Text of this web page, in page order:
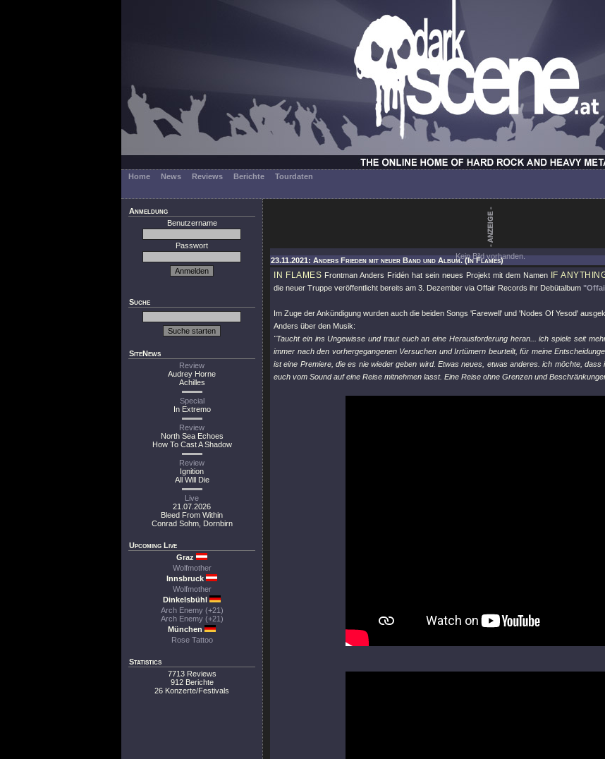
Home News Reviews Berichte
Tourdaten
Anmeldung
Benutzername
Passwort
Suche
SiteNews
Review
Audrey Horne
Achilles
Special
In Extremo
Review
North Sea Echoes
How To Cast A Shadow
Review
Ignition
All Will Die
Live
21.07.2026
Bleed From Within
Conrad Sohm, Dornbirn
Upcoming Live
Graz
Wolfmother
Innsbruck
Wolfmother
Dinkelsbühl
Arch Enemy (+21)
Arch Enemy (+21)
München
Rose Tattoo
Statistics
7713 Reviews
912 Berichte
26 Konzerte/Festivals
Kein Bild vorhanden.
23.11.2021: Anders Frieden mit neuer Band und Album. (In Flames)
IN FLAMES Frontman Anders Fridén hat sein neues Projekt mit dem Namen IF
die neuer Truppe veröffentlicht bereits am 3. Dezember via Offair Records ihr Debütalbum
Im Zuge der Ankündigung wurden auch die beiden Songs 'Farewell' und 'Nodes Of Yesod'
Anders über den Musik:
"Taucht ein ins Ungewisse und traut euch an eine Herausforderung heran... ich spiele seit
immer nach den vorhergegangenen Versuchen und Irrtümern beurteilt, für meine
ist eine Premiere, die es nie wieder geben wird. Etwas neues, etwas anderes. ich möchte, dass
euch vom Sound auf eine Reise mitnehmen lasst. Eine Reise ohne Grenzen und